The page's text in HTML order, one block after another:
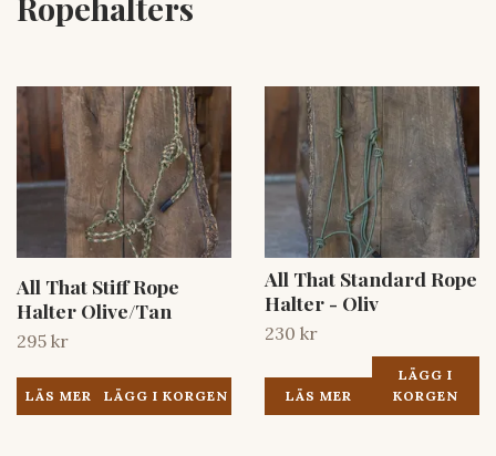
All That Stiff Rope
Halter Olive/Tan
295 kr
LÄS MER
All That Standard Rope
Halter - Oliv
230 kr
LÄS MER
LÄGG I
KORGEN